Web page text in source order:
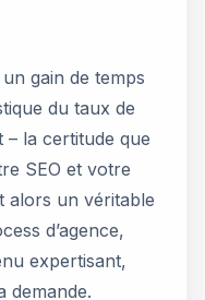
gain de temps
du taux de
– la certitude que
SEO et votre
alors un véritable
d’agence,
expertisant,
demande.